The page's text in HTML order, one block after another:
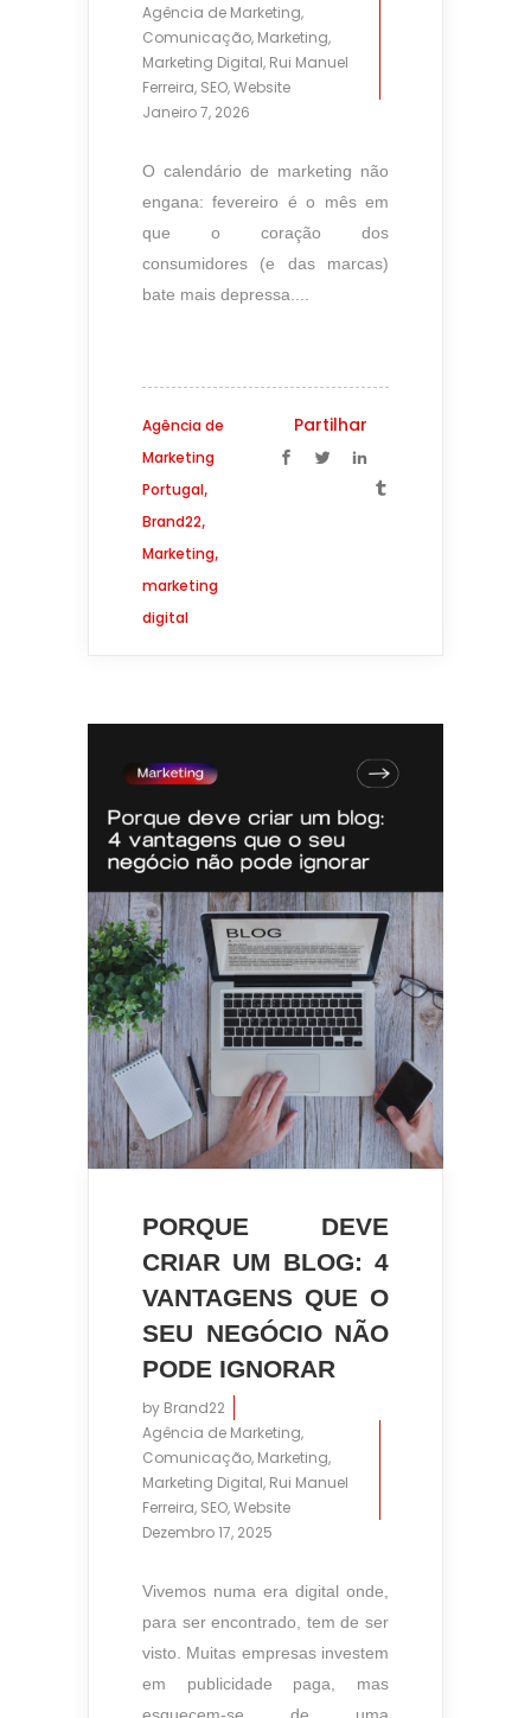
Agência de Marketing,
Comunicação, Marketing,
Marketing Digital, Rui Manuel
Ferreira, SEO,Website
Janeiro 7, 2026
O calendário de marketing não
engana: fevereiro é o mês em
que o coração dos
consumidores (e das marcas)
bate mais depressa....
Agência de
Marketing
Portugal,
Brand22,
Marketing,
marketing
digital
Partilhar
PORQUE DEVE
CRIAR UM BLOG: 4
VANTAGENS QUE O
SEU NEGÓCIO NÃO
PODE IGNORAR
by Brand22
Agência de Marketing,
Comunicação, Marketing,
Marketing Digital, Rui Manuel
Ferreira, SEO,Website
Dezembro 17, 2025
Vivemos numa era digital onde,
para ser encontrado, tem de ser
visto. Muitas empresas investem
em publicidade paga, mas